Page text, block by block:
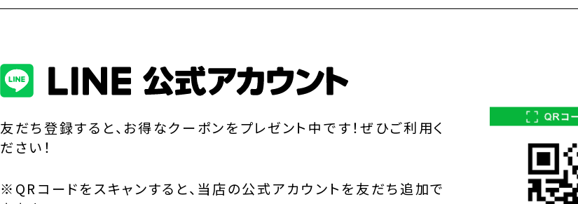
友だち登録すると、お得なクーポンをプレゼント中です！ぜひご利用く
ださい！
※QRコードをスキャンすると、当店の公式アカウントを友だち追加で